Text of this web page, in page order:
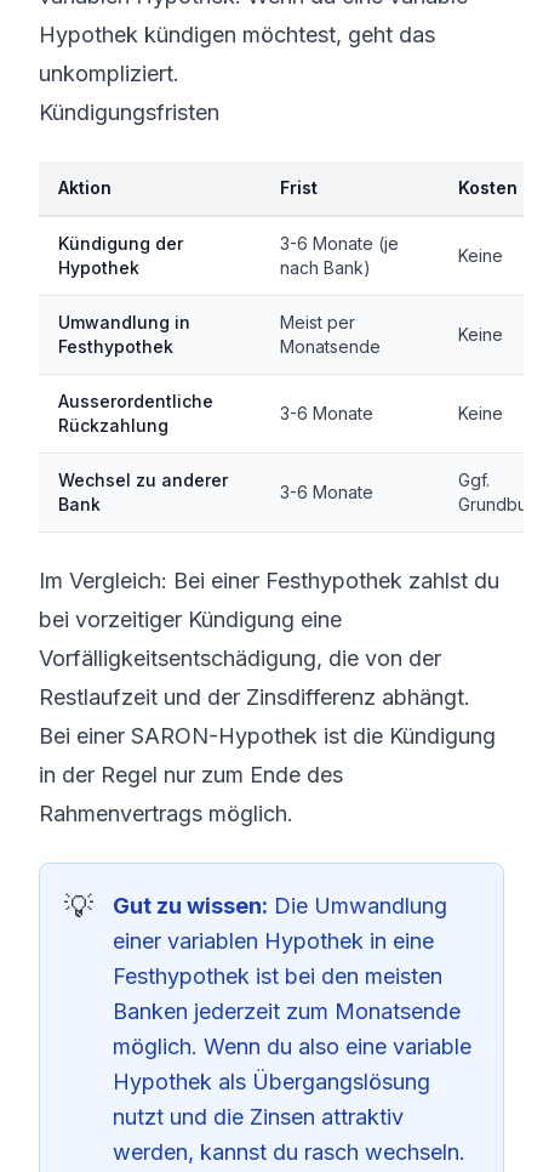
Hypothek kündigen möchtest, geht das
unkompliziert.
Kündigungsfristen
Aktion Frist Kosten
Kündigung der
Hypothek
3-6 Monate (je
nach Bank)
Keine
Umwandlung in
Festhypothek
Meist per
Monatsende
Keine
Ausserordentliche
Rückzahlung
3-6 Monate Keine
Wechsel zu anderer
Bank
3-6 Monate
Ggf.
Im Vergleich: Bei einer Festhypothek zahlst du
bei vorzeitiger Kündigung eine
Vorfälligkeitsentschädigung, die von der
Restlaufzeit und der Zinsdifferenz abhängt.
Bei einer SARON-Hypothek ist die Kündigung
in der Regel nur zum Ende des
Rahmenvertrags möglich.
Gut zu wissen: Die Umwandlung
einer variablen Hypothek in eine
Festhypothek ist bei den meisten
Banken jederzeit zum Monatsende
möglich. Wenn du also eine variable
Hypothek als Übergangslösung
nutzt und die Zinsen attraktiv
werden, kannst du rasch wechseln.